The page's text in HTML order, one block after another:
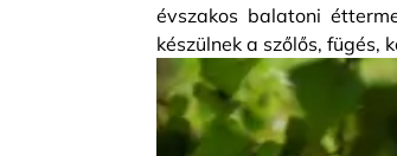
évszakos balatoni
készülnek a szőlős, fügés,